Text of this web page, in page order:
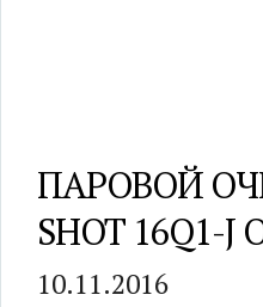
ПАРОВОЙ
SHOT 16Q1-J
10.11.2016